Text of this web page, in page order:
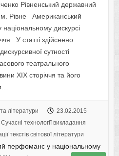
Рівненський державний
м. Рівне Американський
дискурсі
У статті здійснено
сутності
театрального
XIX сторіччя та його
літератури
23.02.2015
I Cучасні технології викладання
текстів світової літератури
перфоманс у національному